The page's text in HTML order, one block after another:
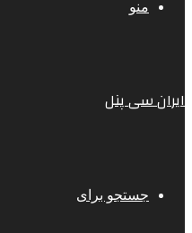
منو
ایران سی پنل
جستجو برای